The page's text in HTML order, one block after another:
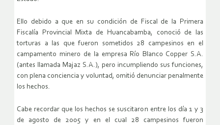
Ello debido a que en su condición de Fiscal de la Primera
Fiscalía Provincial Mixta de Huancabamba, conoció de las
torturas a las que fueron sometidos 28 campesinos en el
campamento minero de la empresa Río Blanco Copper S.A.
(antes llamada Majaz S.A.), pero incumpliendo sus funciones,
con plena conciencia y voluntad, omitió denunciar penalmente
los hechos.
Cabe recordar que los hechos se suscitaron entre los día 1 y 3
de agosto de 2005 y en el cual 28 campesinos fueron